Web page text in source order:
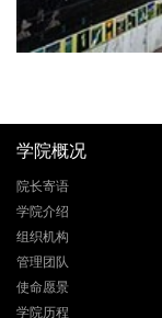
学院概况
院长寄语
学院介绍
组织机构
管理团队
使命愿景
学院历程